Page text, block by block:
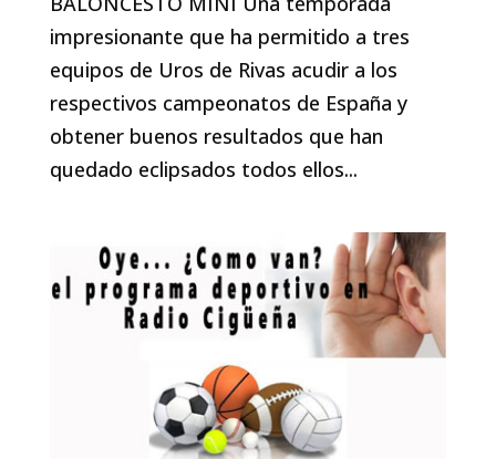
impresionante que ha permitido a tres
equipos de Uros de Rivas acudir a los
respectivos campeonatos de España y
obtener buenos resultados que han
quedado eclipsados todos ellos...